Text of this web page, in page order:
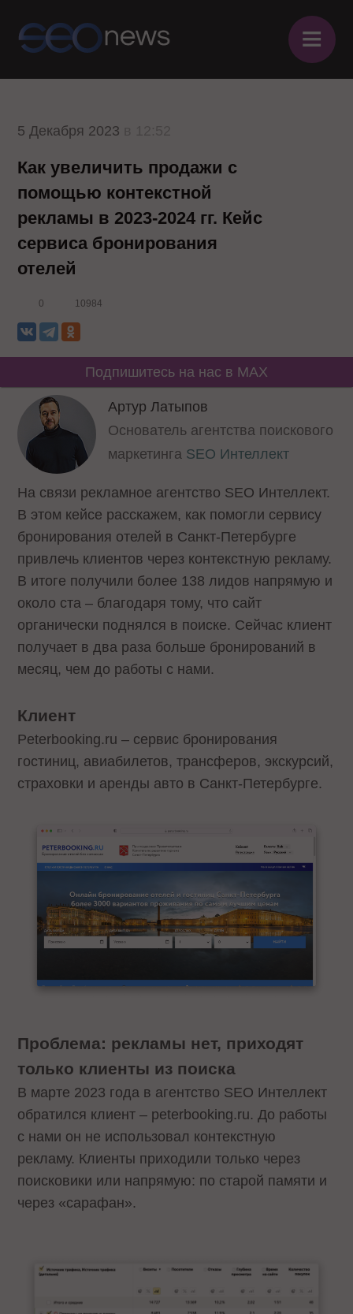
≡
5 Декабря 2023
Как увеличить продажи с
помощью контекстной
рекламы в 2023-2024 гг. Кейс
сервиса бронирования
отелей
0 10984
Подпишитесь на нас в MAX
Артур Латыпов
Основатель агентства поискового
маркетинга SEO Интеллект
На связи рекламное агентство SEO Интеллект.
В этом кейсе расскажем, как помогли сервису
бронирования отелей в Санкт-Петербурге
привлечь клиентов через контекстную рекламу.
В итоге получили более 138 лидов напрямую и
около ста – благодаря тому, что сайт
органически поднялся в поиске. Сейчас клиент
получает в два раза больше бронирований в
месяц, чем до работы с нами.
Клиент
Peterbooking.ru – сервис бронирования
гостиниц, авиабилетов, трансферов, экскурсий,
страховки и аренды авто в Санкт-Петербурге.
Проблема: рекламы нет, приходят
только клиенты из поиска
В марте 2023 года в агентство SEO Интеллект
обратился клиент – peterbooking.ru. До работы
с нами он не использовал контекстную
рекламу. Клиенты приходили только через
поисковики или напрямую: по старой памяти и
через «сарафан».